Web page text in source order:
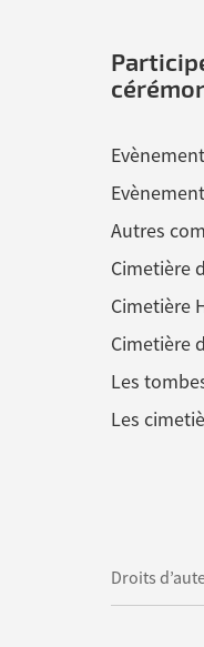
Autres
Cimetière
Cimetière
Cimetière
Les
Les
Droits